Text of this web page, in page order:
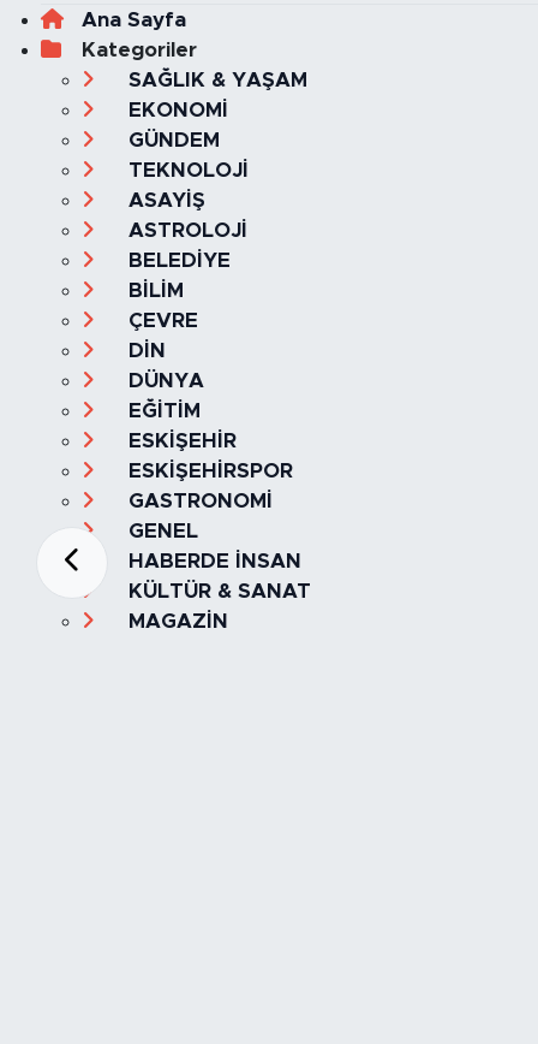
Ana Sayfa
Kategoriler
SAĞLIK & YAŞAM
EKONOMİ
GÜNDEM
TEKNOLOJİ
ASAYİŞ
ASTROLOJİ
BELEDİYE
BİLİM
ÇEVRE
DİN
DÜNYA
EĞİTİM
ESKİŞEHİR
ESKİŞEHİRSPOR
GASTRONOMİ
GENEL
HABERDE İNSAN
KÜLTÜR & SANAT
MAGAZİN